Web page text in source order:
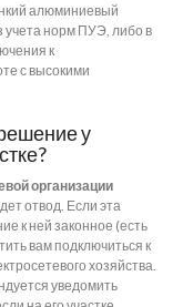
алюминиевый
учета норм ПУЭ, либо в
к
с высокими
у
организации
отвод. Если эта
к ней законное (есть
вам подключиться к
хозяйства.
уведомить